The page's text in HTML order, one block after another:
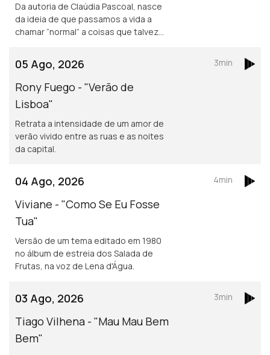
Da autoria de Claúdia Pascoal, nasce
da ideia de que passamos a vida a
chamar “normal” a coisas que talvez
05 Ago, 2026
Rony Fuego - "Verão de
Lisboa"
Retrata a intensidade de um amor de
verão vivido entre as ruas e as noites
da capital.
3min
04 Ago, 2026
Viviane - "Como Se Eu Fosse
Tua"
Versão de um tema editado em 1980
no álbum de estreia dos Salada de
Frutas, na voz de Lena d'Água.
4min
03 Ago, 2026
Tiago Vilhena - "Mau Mau Bem
Bem"
3min